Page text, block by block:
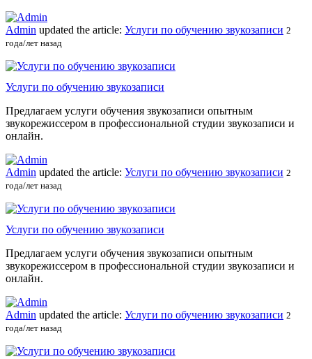
Admin updated the article: Услуги по обучению звукозаписи 2
года/лет назад
Услуги по обучению звукозаписи
Предлагаем услуги обучения звукозаписи опытным
звукорежиссером в профессиональной студии звукозаписи и
онлайн.
Admin updated the article: Услуги по обучению звукозаписи 2
года/лет назад
Услуги по обучению звукозаписи
Предлагаем услуги обучения звукозаписи опытным
звукорежиссером в профессиональной студии звукозаписи и
онлайн.
Admin updated the article: Услуги по обучению звукозаписи 2
года/лет назад